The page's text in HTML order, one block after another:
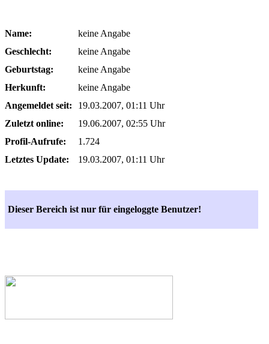
Name:
keine Angabe
Geschlecht:
keine Angabe
Geburtstag:
keine Angabe
Herkunft:
keine Angabe
Angemeldet seit:
19.03.2007, 01:11 Uhr
Zuletzt online:
19.06.2007, 02:55 Uhr
Profil-Aufrufe:
1.724
Letztes Update:
19.03.2007, 01:11 Uhr
Dieser Bereich ist nur für eingeloggte Benutzer!